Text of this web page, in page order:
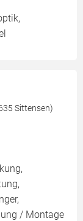
Sittensen)
/ Montage